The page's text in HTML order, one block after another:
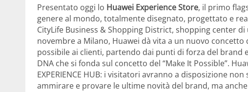
Presentato oggi lo Huawei Experience Store, il primo
genere al mondo, totalmente disegnato, progettato e
CityLife Business & Shopping District, shopping center
novembre a Milano, Huawei dà vita a un nuovo
possibile ai clienti, partendo dai punti di forza del brand
DNA che si fonda sul concetto del “Make It Possible”.
EXPERIENCE HUB: i visitatori avranno a disposizione
ammirare e provare le ultime novità del brand, ma